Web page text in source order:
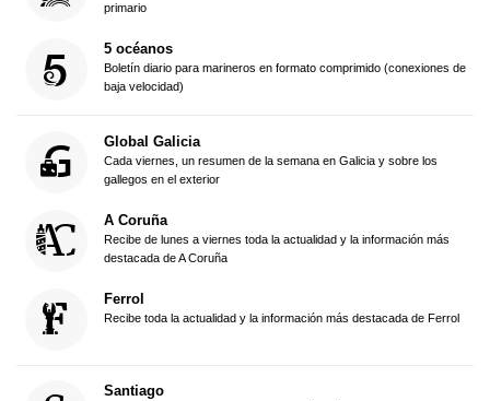
primario
5 océanos
Boletín diario para marineros en formato comprimido (conexiones de
baja velocidad)
Global Galicia
Cada viernes, un resumen de la semana en Galicia y sobre los
gallegos en el exterior
A Coruña
Recibe de lunes a viernes toda la actualidad y la información más
destacada de A Coruña
Ferrol
Recibe toda la actualidad y la información más destacada de Ferrol
Santiago